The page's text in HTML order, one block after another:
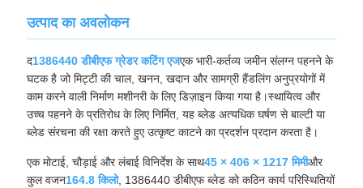
POLICY
उत्पाद का अवलोकन
द1386440 डीबीएफ ग्रेडर कटिंग एजएक भारी-कर्तव्य जमीन संलग्न पहनने के
घटक है जो मिट्टी की चाल, खनन, खदान और सामग्री हैंडलिंग अनुप्रयोगों में
काम करने वाली निर्माण मशीनरी के लिए डिज़ाइन किया गया है।स्थायित्व और
उच्च पहनने के प्रतिरोध के लिए निर्मित, यह ब्लेड अत्यधिक घर्षण से बाल्टी या
ब्लेड संरचना की रक्षा करते हुए उत्कृष्ट काटने का प्रदर्शन प्रदान करता है।
एक मोटाई, चौड़ाई और लंबाई विनिर्देश के साथ45 × 406 × 1217 मिमीऔर
कुल वजन164.8 किलो, 1386440 डीबीएफ ब्लेड को कठिन कार्य परिस्थितियों